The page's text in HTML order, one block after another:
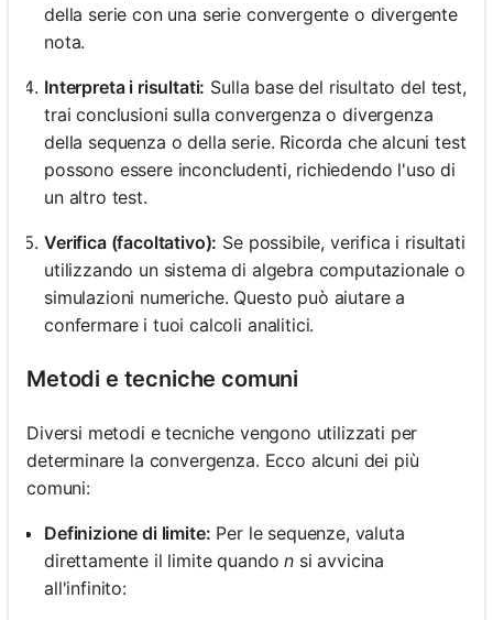
della serie con una serie convergente o divergente
nota.
Interpreta i risultati: Sulla base del risultato del test,
trai conclusioni sulla convergenza o divergenza
della sequenza o della serie. Ricorda che alcuni test
possono essere inconcludenti, richiedendo l'uso di
un altro test.
Verifica (facoltativo): Se possibile, verifica i risultati
utilizzando un sistema di algebra computazionale o
simulazioni numeriche. Questo può aiutare a
confermare i tuoi calcoli analitici.
Metodi e tecniche comuni
Diversi metodi e tecniche vengono utilizzati per
determinare la convergenza. Ecco alcuni dei più
comuni:
Definizione di limite: Per le sequenze, valuta
direttamente il limite quandon si avvicina
all'infinito: